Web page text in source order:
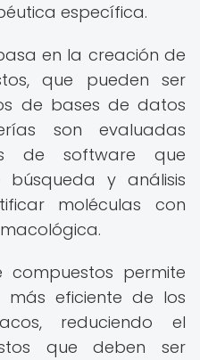
específica.
en la creación de
que pueden ser
de bases de datos
son evaluadas
de software que
búsqueda y análisis
moléculas con
compuestos permite
más eficiente de los
reduciendo el
que deben ser